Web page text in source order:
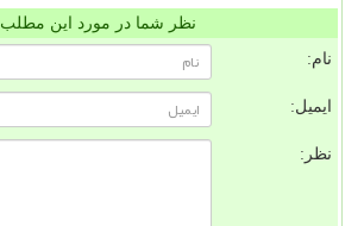
نظر شما در مورد این مطلب
نام:
ایمیل:
نظر: